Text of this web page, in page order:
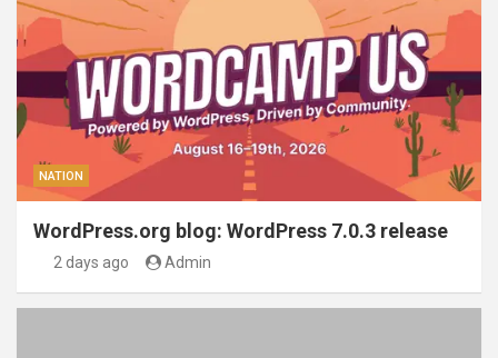
NATION
WordPress.org blog: WordPress 7.0.3 release
2 days ago Admin